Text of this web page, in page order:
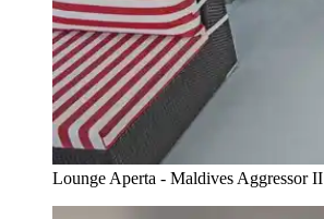
Lounge Aperta - Maldives Aggressor II